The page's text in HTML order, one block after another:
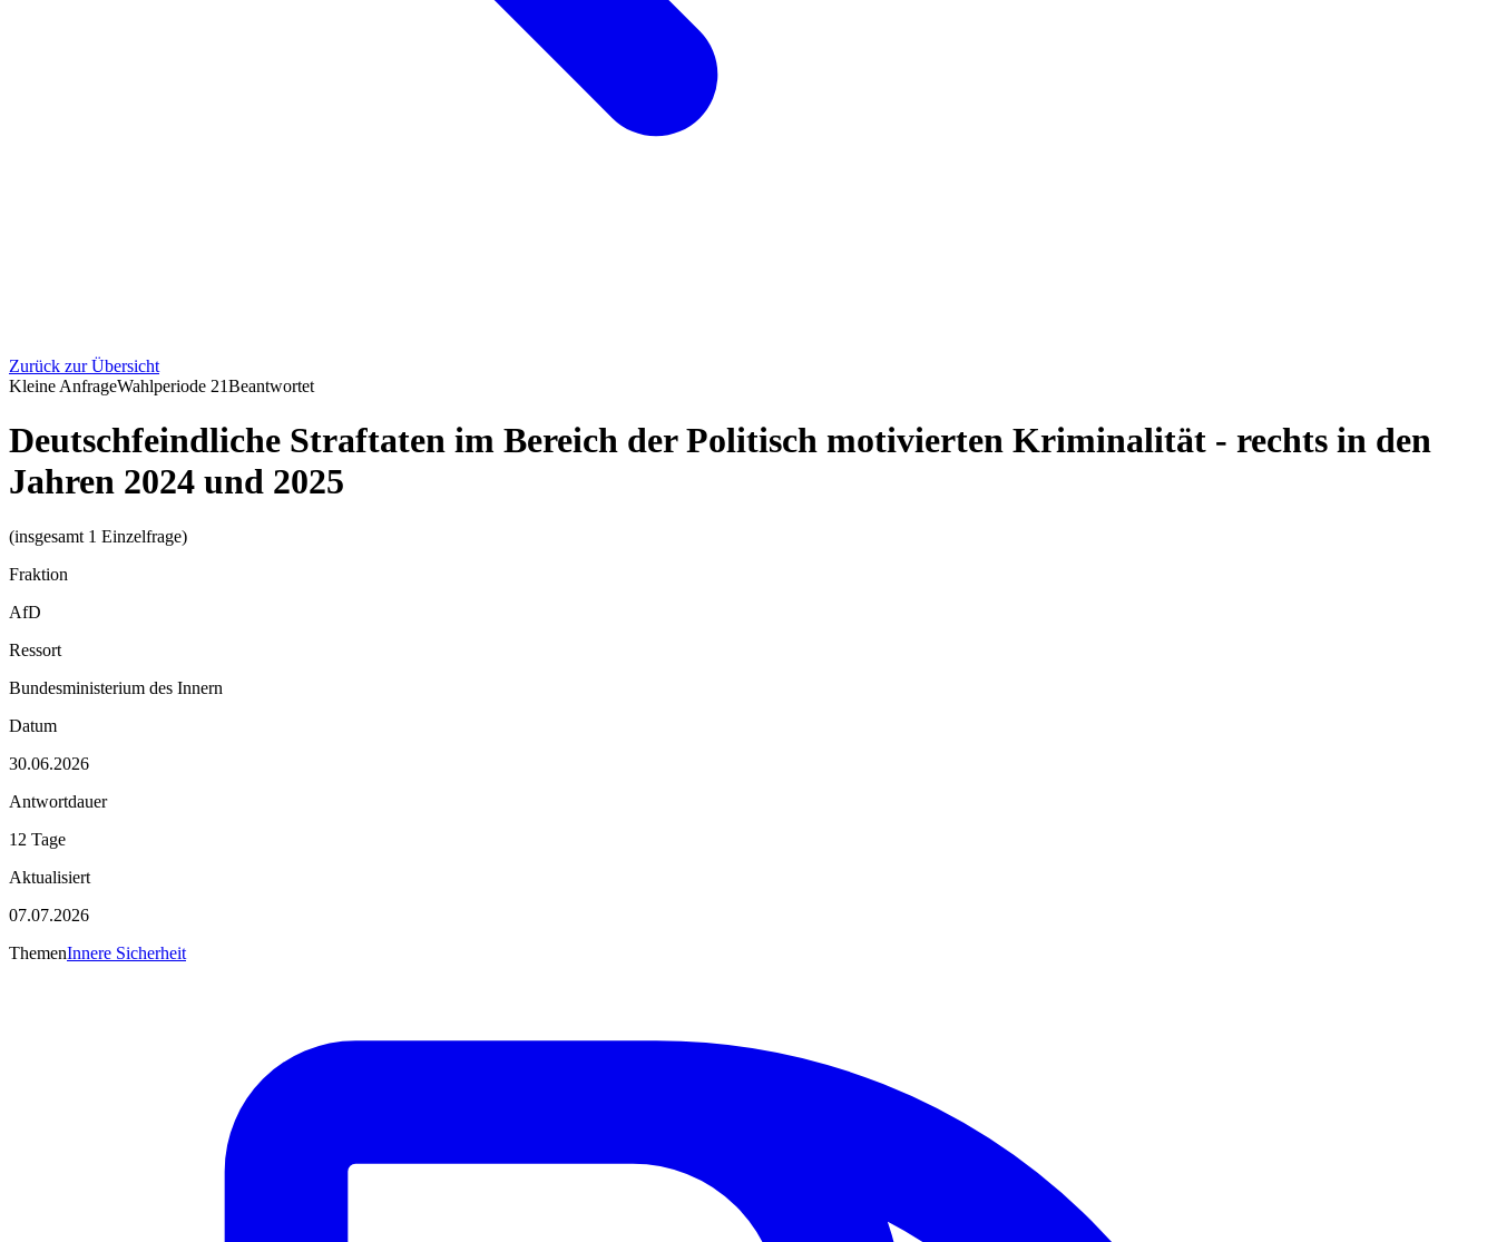
Zurück zur Übersicht
Kleine AnfrageWahlperiode 21Beantwortet
Deutschfeindliche Straftaten im Bereich der Politisch motivierten Kriminalität - rechts in den
Jahren 2024 und 2025
(insgesamt 1 Einzelfrage)
Fraktion
AfD
Ressort
Bundesministerium des Innern
Datum
30.06.2026
Antwortdauer
12 Tage
Aktualisiert
07.07.2026
ThemenInnere Sicherheit